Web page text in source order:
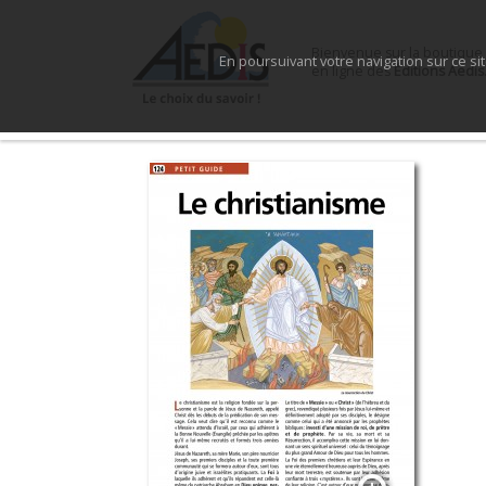
Bienvenue sur la boutique
en ligne desÉditions Aedis.
En poursuivant votre navigation sur ce